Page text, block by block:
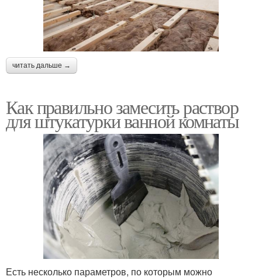
читать дальше →
Как правильно замесить раствор
для штукатурки ванной комнаты
Есть несколько параметров, по которым можно